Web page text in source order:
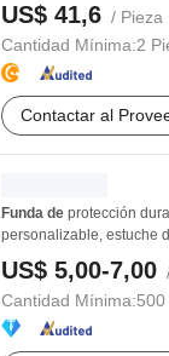
US$ 41,6 / Pieza
Cantidad Mínima:2
Contactar al
Funda de protección
personalizable, estuche
US$ 5,00-7,00
Cantidad Mínima: